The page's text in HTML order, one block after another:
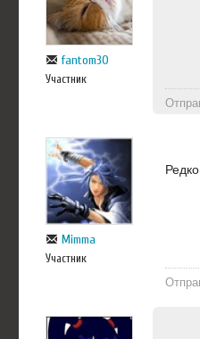
fantom30
Участник
Mimma
Участник